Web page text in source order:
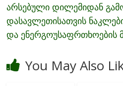
k
არსებული დილემიდან
დასავლეთისათვის
და ენერგოუსაფრთხოების
You May Also